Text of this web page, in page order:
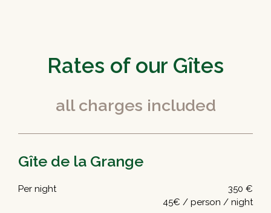
Rates of our Gîtes
all charges included
Gîte de la Grange
Per night
350 €
45€ / person / night